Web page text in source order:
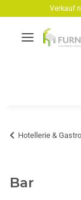
Zum HauptinhaltVerkauf
Hotellerie &
Bar